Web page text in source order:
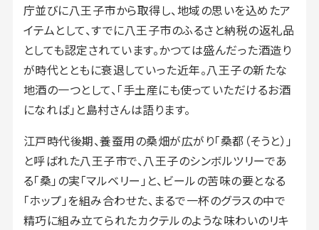
庁並びに八王子市から取得し、地域の思いを込めたア
イテムとして、すでに八王子市のふるさと納税の返礼品
としても認定されています。かつては盛んだった酒造り
が時代とともに衰退していった近年。八王子の新たな
地酒の一つとして、「手土産にも使っていただけるお酒
になれば」と島村さんは語ります。
江戸時代後期、養蚕用の桑畑が広がり「桑都（そうと）」
と呼ばれた八王子市で、八王子のシンボルツリーであ
る「桑」の実「マルベリー」と、ビールの苦味の要となる
「ホップ」を組み合わせた、まるで一杯のグラスの中で
精巧に組み立てられたカクテルのような味わいのリキ